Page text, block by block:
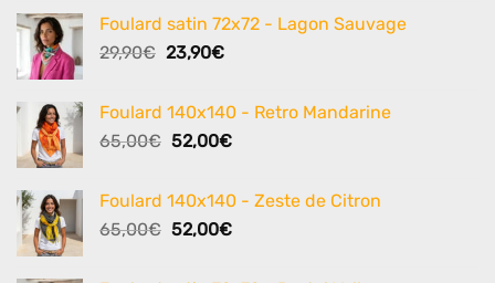
Foulard satin 72x72 - Lagon Sauvage
29,90€ Le
était :
29,90€.
23,90€Le
est :
23,90€.
Foulard 140x140 - Retro Mandarine
65,00€ Le
était :
65,00€.
52,00€Le
est :
52,00€.
Foulard 140x140 - Zeste de Citron
65,00€ Le
52,00€Le